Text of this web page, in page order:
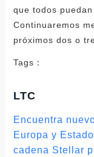
que todos
Continuaremos
próximos dos o
Tags：
LTC
Encuentra
Europa y
cadena Stellar